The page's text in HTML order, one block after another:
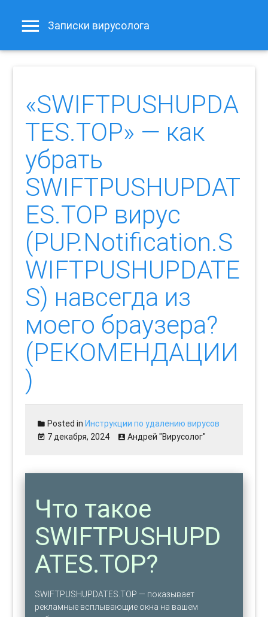
Записки вирусолога
«SWIFTPUSHUPDA
TES.TOP» — как
убрать
SWIFTPUSHUPDAT
ES.TOP вирус
(PUP.Notification.S
WIFTPUSHUPDATE
S) навсегда из
моего браузера?
(РЕКОМЕНДАЦИИ
)
Posted inИнструкции по удалению вирусов
7 декабря, 2024
Андрей "Вирусолог"
Что такое
SWIFTPUSHUPD
ATES.TOP?
SWIFTPUSHUPDATES.TOP — показывает
рекламные всплывающие окна на вашем